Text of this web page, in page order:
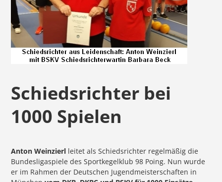
Schiedsrichter bei
1000 Spielen
Anton Weinzierl leitet als Schiedsrichter regelmäßig die
Bundesligaspiele des Sportkegelklub 98 Poing. Nun wurde
er im Rahmen der Deutschen Jugendmeisterschaften in